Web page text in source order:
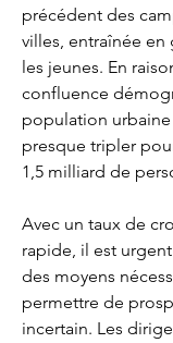
précédent des
villes, entraînée en
les jeunes. En
confluence
population
presque tripler
1,5 milliard de
Avec un taux de
rapide, il est
des moyens
permettre de
incertain. Les